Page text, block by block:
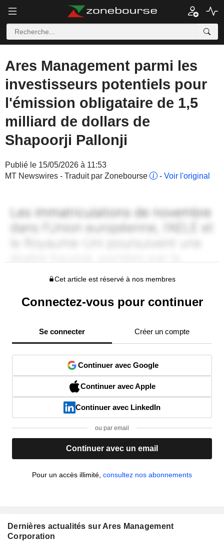
Ares Management parmi les
investisseurs potentiels pour
l'émission obligataire de 1,5
milliard de dollars de
Shapoorji Pallonji
Publié le 15/05/2026 à 11:53
MT Newswires - Traduit par Zonebourse
- Voir l'original
Cet article est réservé à nos membres
Connectez-vous pour continuer
Se connecter Créer un compte
Continuer avec Google
Continuer avec Apple
Continuer avec LinkedIn
ou par email
Continuer avec un email
Pour un accès illimité, consultez nos abonnements
Dernières actualités sur Ares Management
Corporation